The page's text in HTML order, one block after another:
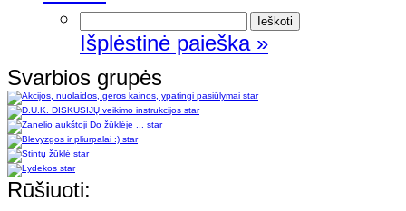
Išplėstinė paieška »
Svarbios grupės
star
star
star
star
star
star
Rūšiuoti: